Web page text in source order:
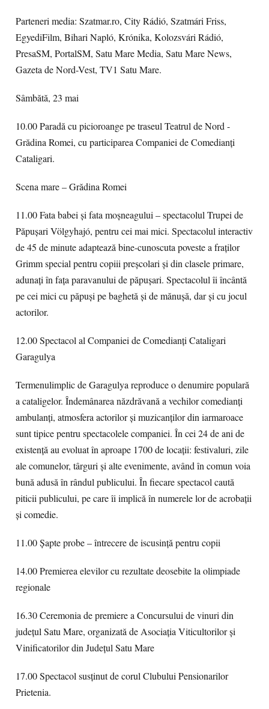
Parteneri media: Szatmar.ro, City Rádió, Szatmári Friss,
EgyediFilm, Bihari Napló, Krónika, Kolozsvári Rádió,
PresaSM, PortalSM, Satu Mare Media, Satu Mare News,
Gazeta de Nord-Vest, TV1 Satu Mare.
Sâmbătă, 23 mai
10.00 Paradă cu picioroange pe traseul Teatrul de Nord -
Grădina Romei, cu participarea Companiei de Comedianţi
Cataligari.
Scena mare – Grădina Romei
11.00 Fata babei şi fata moşneagului – spectacolul Trupei de
Păpuşari Völgyhajó, pentru cei mai mici. Spectacolul interactiv
de 45 de minute adaptează bine-cunoscuta poveste a fraților
Grimm special pentru copiii preșcolari și din clasele primare,
adunați în faţa paravanului de păpușari. Spectacolul îi încântă
pe cei mici cu păpuși pe baghetă și de mănușă, dar și cu jocul
actorilor.
12.00 Spectacol al Companiei de Comedianţi Cataligari
Garagulya
Termenulimplic de Garagulya reproduce o denumire populară
a cataligelor. Îndemânarea năzdrăvană a vechilor comedianţi
ambulanţi, atmosfera actorilor şi muzicanţilor din iarmaroace
sunt tipice pentru spectacolele companiei. În cei 24 de ani de
existenţă au evoluat în aproape 1700 de locaţii: festivaluri, zile
ale comunelor, târguri şi alte evenimente, având în comun voia
bună adusă în rândul publicului. În fiecare spectacol caută
piticii publicului, pe care îi implică în numerele lor de acrobaţii
şi comedie.
11.00 Şapte probe – întrecere de iscusinţă pentru copii
14.00 Premierea elevilor cu rezultate deosebite la olimpiade
regionale
16.30 Ceremonia de premiere a Concursului de vinuri din
județul Satu Mare, organizată de Asociația Viticultorilor și
Vinificatorilor din Județul Satu Mare
17.00 Spectacol susţinut de corul Clubului Pensionarilor
Prietenia.